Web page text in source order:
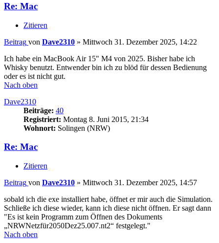
Re: Mac
Zitieren
Beitrag von Dave2310 » Mittwoch 31. Dezember 2025, 14:22
Ich habe ein MacBook Air 15" M4 von 2025. Bisher habe ich
Whisky benutzt. Entwender bin ich zu blöd für dessen Bedienung
oder es ist nicht gut.
Nach oben
Dave2310
Beiträge: 40
Registriert: Montag 8. Juni 2015, 21:34
Wohnort: Solingen (NRW)
Re: Mac
Zitieren
Beitrag von Dave2310 » Mittwoch 31. Dezember 2025, 14:57
sobald ich die exe installiert habe, öffnet er mir auch die Simulation.
Schließe ich diese wieder, kann ich diese nicht öffnen. Er sagt dann
"Es ist kein Programm zum Öffnen des Dokuments
„NRWNetzfür2050Dez25.007.nt2“ festgelegt."
Nach oben